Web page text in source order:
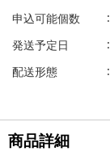
申込可能個数
発送予定日
配送形態
商品詳細